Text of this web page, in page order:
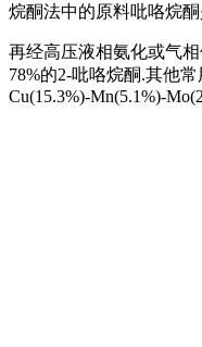
烷酮法中的原料吡咯烷
再经高压液相氨化或气
78%的2-吡咯烷酮.其他
Cu(15.3%)-Mn(5.1%)-